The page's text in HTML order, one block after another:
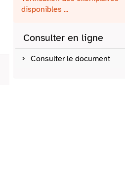
disponibles ...
Consulter en ligne
Consulter le document